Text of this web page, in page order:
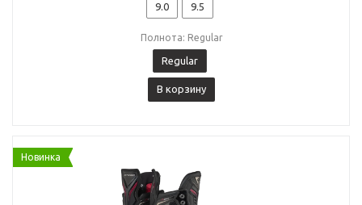
9.0 9.5
Полнота: Regular
Regular
В корзину
Новинка